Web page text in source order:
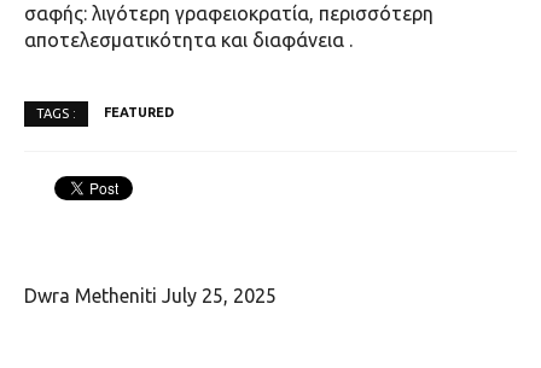
σαφής: λιγότερη γραφειοκρατία, περισσότερη
αποτελεσματικότητα και διαφάνεια
TAGS : FEATURED
Dwra Metheniti July 25, 2025